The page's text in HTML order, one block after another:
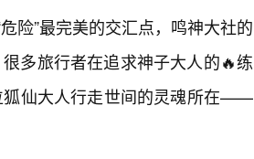
险”最完美的交汇点，鸣神大社的
多旅行者在追求神子大人的🔥练
狐仙大人行走世间的灵魂所在——